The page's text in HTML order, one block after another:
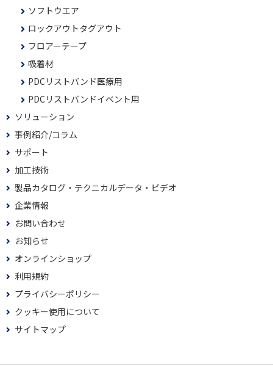
ソフトウエア
ロックアウトタグアウト
フロアーテープ
吸着材
PDCリストバンド医療用
PDCリストバンドイベント用
ソリューション
事例紹介/コラム
サポート
加工技術
製品カタログ・テクニカルデータ・ビデオ
企業情報
お問い合わせ
お知らせ
オンラインショップ
利用規約
プライバシーポリシー
クッキー使用について
サイトマップ